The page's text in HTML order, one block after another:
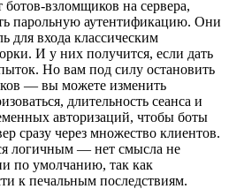
взломщиков на сервера,
парольную аутентификацию. Они
для входа классическим
И у них получится, если дать
Но вам под силу остановить
— вы можете изменить
длительность сеанса и
авторизаций, чтобы боты
сразу через множество клиентов.
логичным — нет смысла не
по умолчанию, так как
к печальным последствиям.